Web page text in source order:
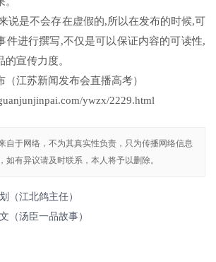
说是不会存在虚假的,所以在发布的时候,可
件进行撰写,不仅是可以保证内容的可读性,
宣传力度。
江苏新闻发布会直播高考）
ywzx/2229.html
自于网络，不为其真实性负责，只为传播网络信息
如有异议请及时联系，本人将予以删除。
（江北鸽主任）
（汤臣一品故事）